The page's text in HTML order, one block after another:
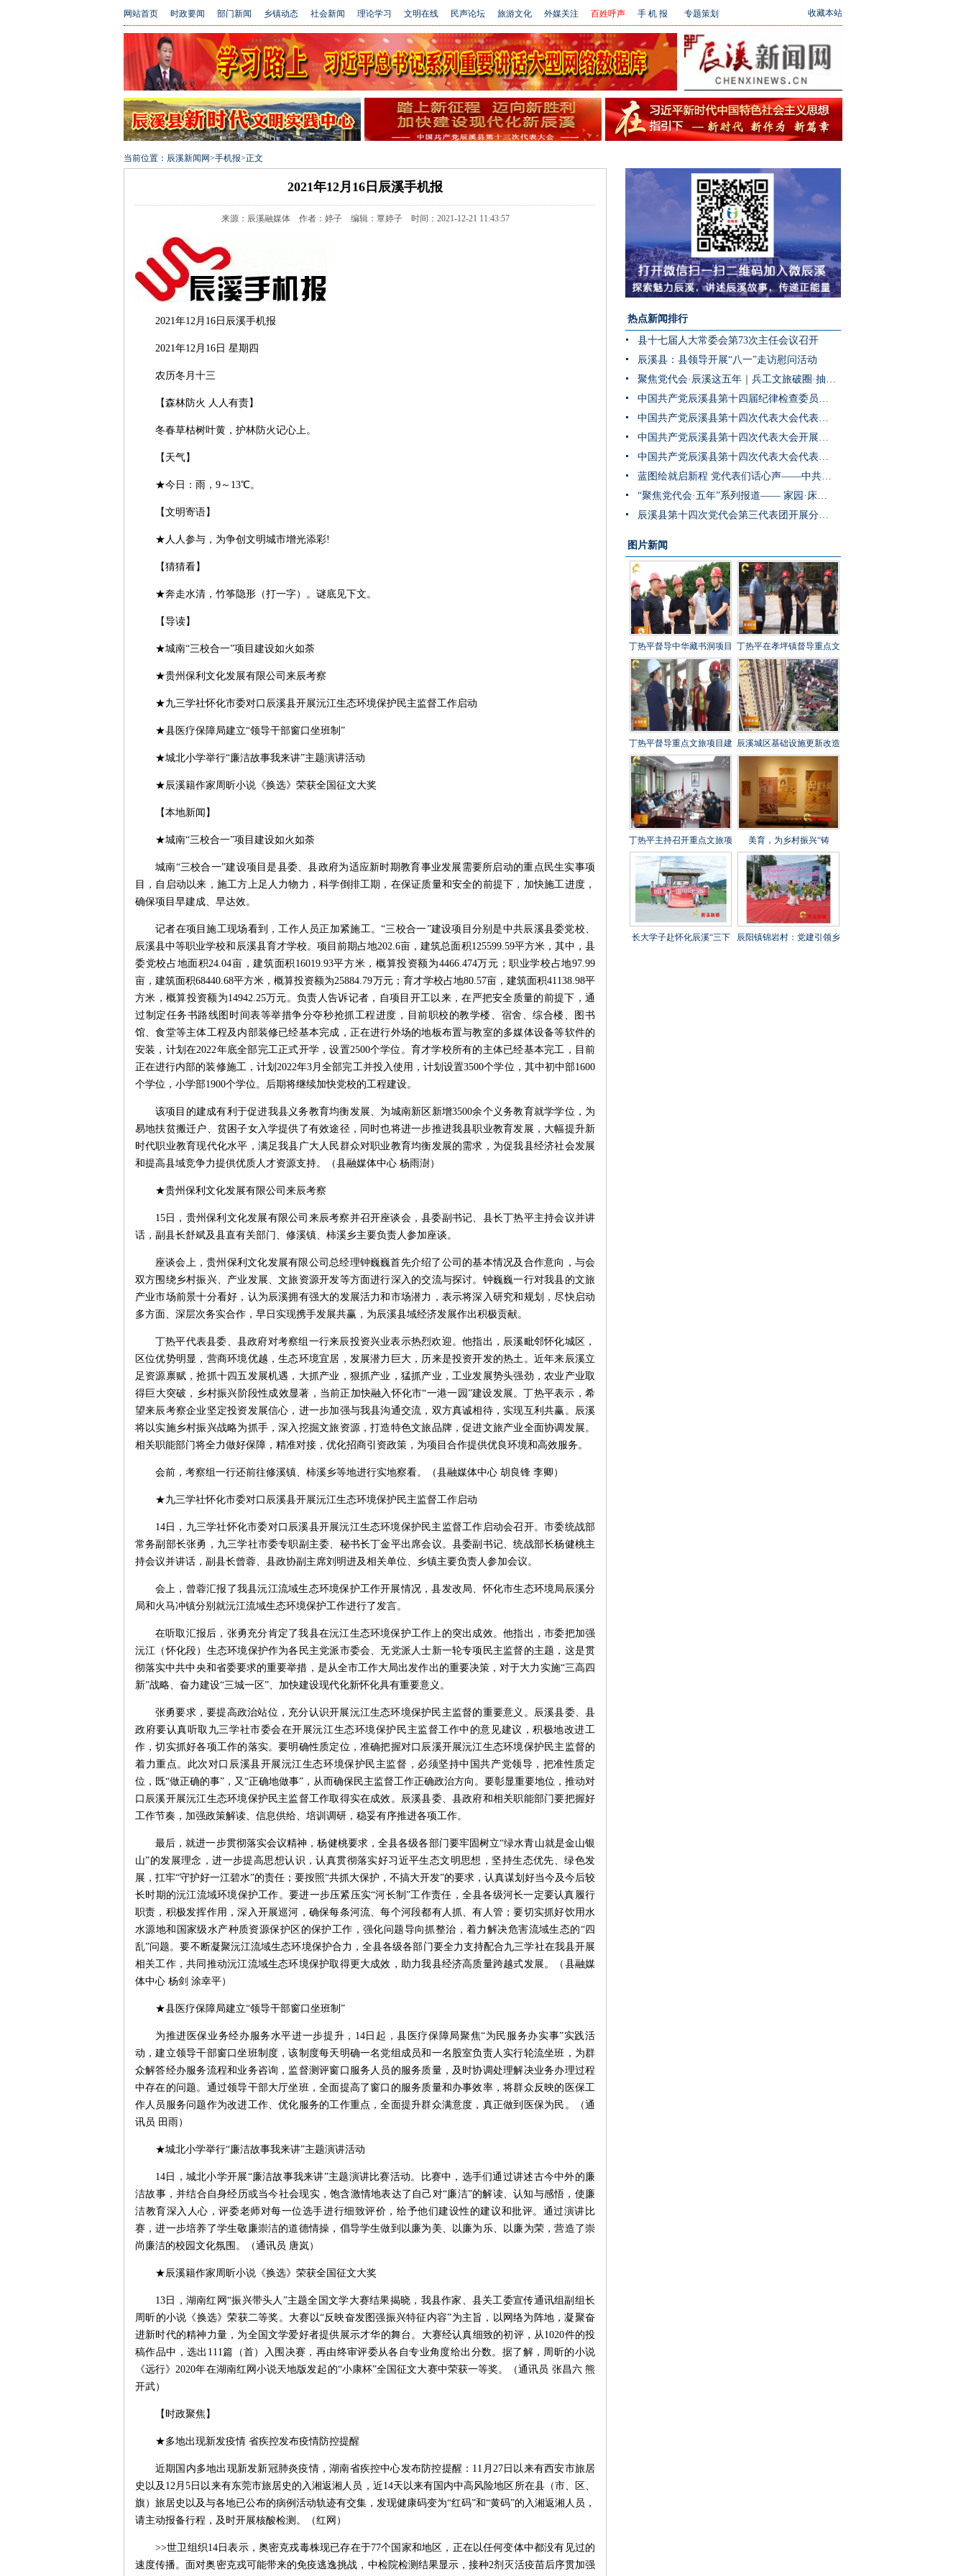
收藏本站
网站首页 时政要闻 部门新闻 乡镇动态 社会新闻 理论学习 文明在线 民声论坛 旅游文化 外媒关注 百姓呼声 手 机 报 专题策划
当前位置： 辰溪新闻网>手机报>正文
2021年12月16日辰溪手机报
来源：辰溪融媒体 作者：婷子 编辑：覃婷子 时间：2021-12-21 11:43:57
2021年12月16日辰溪手机报
2021年12月16日 星期四
农历冬月十三
【森林防火 人人有责】
冬春草枯树叶黄，护林防火记心上。
【天气】
★今日：雨，9～13℃。
【文明寄语】
★人人参与，为争创文明城市增光添彩!
【猜猜看】
★奔走水清，竹筝隐形（打一字）。谜底见下文。
【导读】
★城南“三校合一”项目建设如火如荼
★贵州保利文化发展有限公司来辰考察
★九三学社怀化市委对口辰溪县开展沅江生态环境保护民主监督工作启动
★县医疗保障局建立“领导干部窗口坐班制”
★城北小学举行“廉洁故事我来讲”主题演讲活动
★辰溪籍作家周昕小说《换选》荣获全国征文大奖
【本地新闻】
★城南“三校合一”项目建设如火如荼
城南“三校合一”建设项目是县委、县政府为适应新时期教育事业发展需要所启动的重点民生实事项
目，自启动以来，施工方上足人力物力，科学倒排工期，在保证质量和安全的前提下，加快施工进度，
确保项目早建成、早达效。
记者在项目施工现场看到，工作人员正加紧施工。“三校合一”建设项目分别是中共辰溪县委党校、
辰溪县中等职业学校和辰溪县育才学校。项目前期占地202.6亩，建筑总面积125599.59平方米，其中，县
委党校占地面积24.04亩，建筑面积16019.93平方米，概算投资额为4466.474万元；职业学校占地97.99
亩，建筑面积68440.68平方米，概算投资额为25884.79万元；育才学校占地80.57亩，建筑面积41138.98平
方米，概算投资额为14942.25万元。负责人告诉记者，自项目开工以来，在严把安全质量的前提下，通
过制定任务书路线图时间表等举措争分夺秒抢抓工程进度，目前职校的教学楼、宿舍、综合楼、图书
馆、食堂等主体工程及内部装修已经基本完成，正在进行外场的地板布置与教室的多媒体设备等软件的
安装，计划在2022年底全部完工正式开学，设置2500个学位。育才学校所有的主体已经基本完工，目前
正在进行内部的装修施工，计划2022年3月全部完工并投入使用，计划设置3500个学位，其中初中部1600
个学位，小学部1900个学位。后期将继续加快党校的工程建设。
该项目的建成有利于促进我县义务教育均衡发展、为城南新区新增3500余个义务教育就学学位，为
易地扶贫搬迁户、贫困子女入学提供了有效途径，同时也将进一步推进我县职业教育发展，大幅提升新
时代职业教育现代化水平，满足我县广大人民群众对职业教育均衡发展的需求，为促我县经济社会发展
和提高县域竞争力提供优质人才资源支持。（县融媒体中心 杨雨澍）
★贵州保利文化发展有限公司来辰考察
15日，贵州保利文化发展有限公司来辰考察并召开座谈会，县委副书记、县长丁热平主持会议并讲
话，副县长舒斌及县直有关部门、修溪镇、柿溪乡主要负责人参加座谈。
座谈会上，贵州保利文化发展有限公司总经理钟巍巍首先介绍了公司的基本情况及合作意向，与会
双方围绕乡村振兴、产业发展、文旅资源开发等方面进行深入的交流与探讨。钟巍巍一行对我县的文旅
产业市场前景十分看好，认为辰溪拥有强大的发展活力和市场潜力，表示将深入研究和规划，尽快启动
多方面、深层次务实合作，早日实现携手发展共赢，为辰溪县域经济发展作出积极贡献。
丁热平代表县委、县政府对考察组一行来辰投资兴业表示热烈欢迎。他指出，辰溪毗邻怀化城区，
区位优势明显，营商环境优越，生态环境宜居，发展潜力巨大，历来是投资开发的热土。近年来辰溪立
足资源禀赋，抢抓十四五发展机遇，大抓产业，狠抓产业，猛抓产业，工业发展势头强劲，农业产业取
得巨大突破，乡村振兴阶段性成效显著，当前正加快融入怀化市“一港一园”建设发展。丁热平表示，希
望来辰考察企业坚定投资发展信心，进一步加强与我县沟通交流，双方真诚相待，实现互利共赢。辰溪
将以实施乡村振兴战略为抓手，深入挖掘文旅资源，打造特色文旅品牌，促进文旅产业全面协调发展。
相关职能部门将全力做好保障，精准对接，优化招商引资政策，为项目合作提供优良环境和高效服务。
会前，考察组一行还前往修溪镇、柿溪乡等地进行实地察看。（县融媒体中心 胡良锋 李卿）
★九三学社怀化市委对口辰溪县开展沅江生态环境保护民主监督工作启动
14日，九三学社怀化市委对口辰溪县开展沅江生态环境保护民主监督工作启动会召开。市委统战部
常务副部长张勇，九三学社市委专职副主委、秘书长丁金平出席会议。县委副书记、统战部长杨健桃主
持会议并讲话，副县长曾蓉、县政协副主席刘明进及相关单位、乡镇主要负责人参加会议。
会上，曾蓉汇报了我县沅江流域生态环境保护工作开展情况，县发改局、怀化市生态环境局辰溪分
局和火马冲镇分别就沅江流域生态环境保护工作进行了发言。
在听取汇报后，张勇充分肯定了我县在沅江生态环境保护工作上的突出成效。他指出，市委把加强
沅江（怀化段）生态环境保护作为各民主党派市委会、无党派人士新一轮专项民主监督的主题，这是贯
彻落实中共中央和省委要求的重要举措，是从全市工作大局出发作出的重要决策，对于大力实施“三高四
新”战略、奋力建设“三城一区”、加快建设现代化新怀化具有重要意义。
张勇要求，要提高政治站位，充分认识开展沅江生态环境保护民主监督的重要意义。辰溪县委、县
政府要认真听取九三学社市委会在开展沅江生态环境保护民主监督工作中的意见建议，积极地改进工
作，切实抓好各项工作的落实。要明确性质定位，准确把握对口辰溪开展沅江生态环境保护民主监督的
着力重点。此次对口辰溪县开展沅江生态环境保护民主监督，必须坚持中国共产党领导，把准性质定
位，既“做正确的事”，又“正确地做事”，从而确保民主监督工作正确政治方向。要彰显重要地位，推动对
口辰溪开展沅江生态环境保护民主监督工作取得实在成效。辰溪县委、县政府和相关职能部门要把握好
工作节奏，加强政策解读、信息供给、培训调研，稳妥有序推进各项工作。
最后，就进一步贯彻落实会议精神，杨健桃要求，全县各级各部门要牢固树立“绿水青山就是金山银
山”的发展理念，进一步提高思想认识，认真贯彻落实好习近平生态文明思想，坚持生态优先、绿色发
展，扛牢“守护好一江碧水”的责任；要按照“共抓大保护，不搞大开发”的要求，认真谋划好当今及今后较
长时期的沅江流域环境保护工作。要进一步压紧压实“河长制”工作责任，全县各级河长一定要认真履行
职责，积极发挥作用，深入开展巡河，确保每条河流、每个河段都有人抓、有人管；要切实抓好饮用水
水源地和国家级水产种质资源保护区的保护工作，强化问题导向抓整治，着力解决危害流域生态的“四
乱”问题。要不断凝聚沅江流域生态环境保护合力，全县各级各部门要全力支持配合九三学社在我县开展
相关工作，共同推动沅江流域生态环境保护取得更大成效，助力我县经济高质量跨越式发展。（县融媒
体中心 杨剑 涂幸平）
★县医疗保障局建立“领导干部窗口坐班制”
为推进医保业务经办服务水平进一步提升，14日起，县医疗保障局聚焦“为民服务办实事”实践活
动，建立领导干部窗口坐班制度，该制度每天明确一名党组成员和一名股室负责人实行轮流坐班，为群
众解答经办服务流程和业务咨询，监督测评窗口服务人员的服务质量，及时协调处理解决业务办理过程
中存在的问题。通过领导干部大厅坐班，全面提高了窗口的服务质量和办事效率，将群众反映的医保工
作人员服务问题作为改进工作、优化服务的工作重点，全面提升群众满意度，真正做到医保为民。（通
讯员 田雨）
★城北小学举行“廉洁故事我来讲”主题演讲活动
14日，城北小学开展“廉洁故事我来讲”主题演讲比赛活动。比赛中，选手们通过讲述古今中外的廉
洁故事，并结合自身经历或当今社会现实，饱含激情地表达了自己对“廉洁”的解读、认知与感悟，使廉
洁教育深入人心，评委老师对每一位选手进行细致评价，给予他们建设性的建议和批评。通过演讲比
赛，进一步培养了学生敬廉崇洁的道德情操，倡导学生做到以廉为美、以廉为乐、以廉为荣，营造了崇
尚廉洁的校园文化氛围。（通讯员 唐岚）
★辰溪籍作家周昕小说《换选》荣获全国征文大奖
13日，湖南红网“振兴带头人”主题全国文学大赛结果揭晓，我县作家、县关工委宣传通讯组副组长
周昕的小说《换选》荣获二等奖。大赛以“反映奋发图强振兴特征内容”为主旨，以网络为阵地，凝聚奋
进新时代的精神力量，为全国文学爱好者提供展示才华的舞台。大赛经认真细致的初评，从1020件的投
稿作品中，选出111篇（首）入围决赛，再由终审评委从各自专业角度给出分数。据了解，周昕的小说
《远行》2020年在湖南红网小说天地版发起的“小康杯”全国征文大赛中荣获一等奖。（通讯员 张昌六 熊
开武）
【时政聚焦】
★多地出现新发疫情 省疾控发布疫情防控提醒
近期国内多地出现新发新冠肺炎疫情，湖南省疾控中心发布防控提醒：11月27日以来有西安市旅居
史以及12月5日以来有东莞市旅居史的入湘返湘人员，近14天以来有国内中高风险地区所在县（市、区、
旗）旅居史以及与各地已公布的病例活动轨迹有交集，发现健康码变为“红码”和“黄码”的入湘返湘人员，
请主动报备行程，及时开展核酸检测。（红网）
>>世卫组织14日表示，奥密克戎毒株现已存在于77个国家和地区，正在以任何变体中都没有见过的
速度传播。面对奥密克戎可能带来的免疫逃逸挑战，中检院检测结果显示，接种2剂灭活疫苗后序贯加强
热点新闻排行
县十七届人大常委会第73次主任会议召开
辰溪县：县领导开展“八一”走访慰问活动
聚焦党代会·辰溪这五年｜兵工文旅破圈·抽水蓄能冲刺·园区集群成势 辰溪把产业“老底子”变为发展“新引擎”
中国共产党辰溪县第十四届纪律检查委员会第一次全体会议召开
中国共产党辰溪县第十四次代表大会代表团第四次会议开展分团预选
中国共产党辰溪县第十四次代表大会开展代表团第三次会议分团讨论
中国共产党辰溪县第十四次代表大会代表团第二次会议开展分团讨论
蓝图绘就启新程 党代表们话心声——中共辰溪县第十四次党代会代表访谈
“聚焦党代会·五年”系列报道—— 家园·床位·课桌三个坐标读懂辰溪民生温度
辰溪县第十四次党代会第三代表团开展分团讨论
图片新闻
丁热平督导中华藏书洞项目
建设工作时强调 全力攻坚
冲刺 守牢安全底线 打造经
得起检验的精品文旅项目
丁热平在孝坪镇督导重点文
旅项目建设时强调 紧盯节
点 全力冲刺 高标准高质量
高效率推进项目建设
丁热平督导重点文旅项目建
设工作时强调 以匠心打造
百年兵工文化传承新地标
辰溪城区基础设施更新改造
工程全速推进
丁热平主持召开重点文旅项
目建设调度会 全力打造“福
地怀化”文旅新秀
美育，为乡村振兴“铸
魂”——辰溪县罗子山瑶族
乡学校开展大树艺术节
长大学子赴怀化辰溪“三下 辰阳镇锦岩村：党建引领乡